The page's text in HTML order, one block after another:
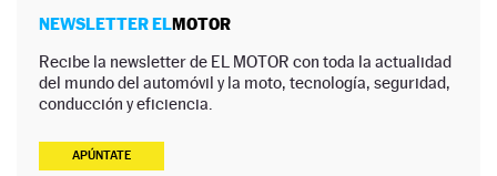
NEWSLETTER ELMOTOR
Recibe la newsletter de EL MOTOR con toda la actualidad
del mundo del automóvil y la moto, tecnología, seguridad,
conducción y eficiencia.
APÚNTATE